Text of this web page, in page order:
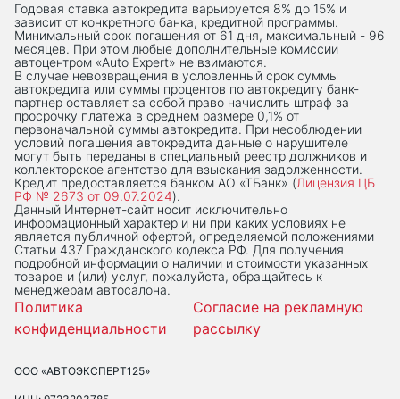
Годовая ставка автокредита варьируется 8% до 15% и
зависит от конкретного банка, кредитной программы.
Минимальный срок погашения от 61 дня, максимальный - 96
месяцев. При этом любые дополнительные комиссии
автоцентром «Auto Expert» не взимаются.
В случае невозвращения в условленный срок суммы
автокредита или суммы процентов по автокредиту банк-
партнер оставляет за собой право начислить штраф за
просрочку платежа в среднем размере 0,1% от
первоначальной суммы автокредита. При несоблюдении
условий погашения автокредита данные о нарушителе
могут быть переданы в специальный реестр должников и
коллекторское агентство для взыскания задолженности.
Кредит предоставляется банком АО «ТБанк» (Лицензия ЦБ
РФ № 2673 от 09.07.2024).
Данный Интернет-сaйт носит исключительно
информационный характер и ни при каких условиях не
является публичной офертой, определяемой положениями
Статьи 437 Гражданского кодекса РФ. Для получения
подробной информации о наличии и стоимости указанных
товаров и (или) услуг, пожалуйста, обращайтесь к
менеджерам автосалона.
Политика
конфиденциальности
Согласие на рекламную
рассылку
ООО «АВТОЭКСПЕРТ125»